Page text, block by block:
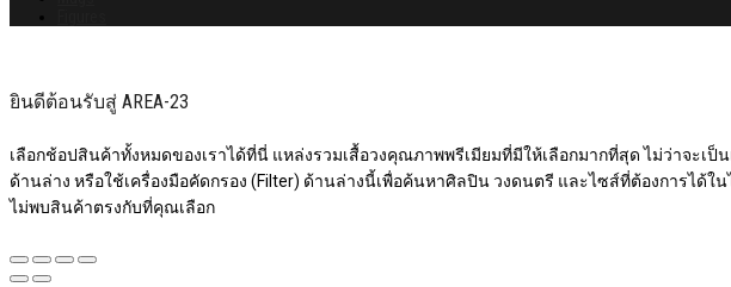
ยินดีต้อนรับสู่ AREA-23
เลือกช้อปสินค้าทั้งหมดของเราได้ที่นี่ แหล่งรวมเสื้อวงคุณภาพพรีเมียมที่มีให้เลือกมากที่สุด ไม่ว่าจะเ
ด้านล่าง หรือใช้เครื่องมือคัดกรอง (Filter) ด้านล่างนี้เพื่อค้นหาศิลปิน วงดนตรี และไซส์ที่ต้องการได้ใน
ไม่พบสินค้าตรงกับที่คุณเลือก